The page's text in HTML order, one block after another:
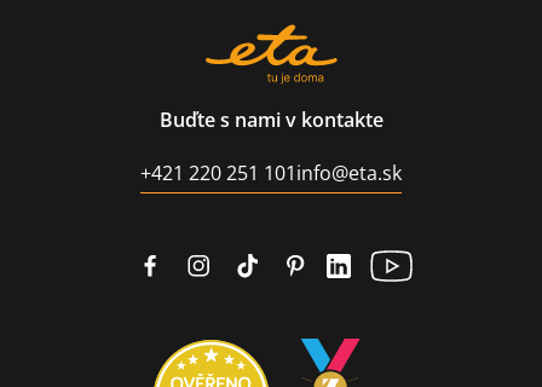
Buďte s nami v kontakte
+421 220 251 101info@eta.sk